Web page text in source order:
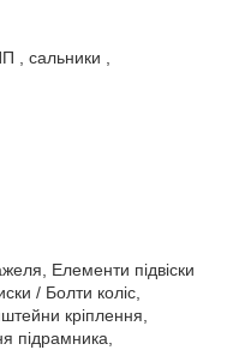
, сальники ,
Елементи підвіски
/ Болти коліс,
кріплення,
підрамника,